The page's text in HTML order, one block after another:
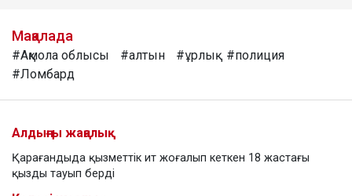
Мақалада
#Ақмола облысы #алтын #ұрлық
#полиция
#Ломбард
Алдыңғы жаңалық
Қарағандыда қызметтік ит жоғалып кеткен 18 жастағы
қызды тауып берді